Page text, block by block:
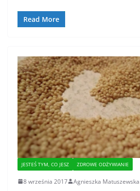
Read More
JESTEŚ TYM, CO JESZ ZDROWE ODŻYWIANIE
8 września 2017 Agnieszka Matuszewska